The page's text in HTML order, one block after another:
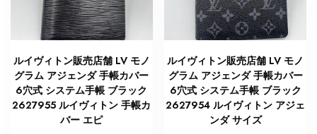
ルイヴィトン販売店舗 LV モノ
グラム アジェンダ 手帳カバー
6穴式 システム手帳 ブラック
2627955 ルイヴィトン 手帳カ
バー エピ
ルイヴィトン販売店舗 LV モノ
グラム アジェンダ 手帳カバー
6穴式 システム手帳 ブラック
2627954 ルイヴィトン アジェ
ンダ サイズ